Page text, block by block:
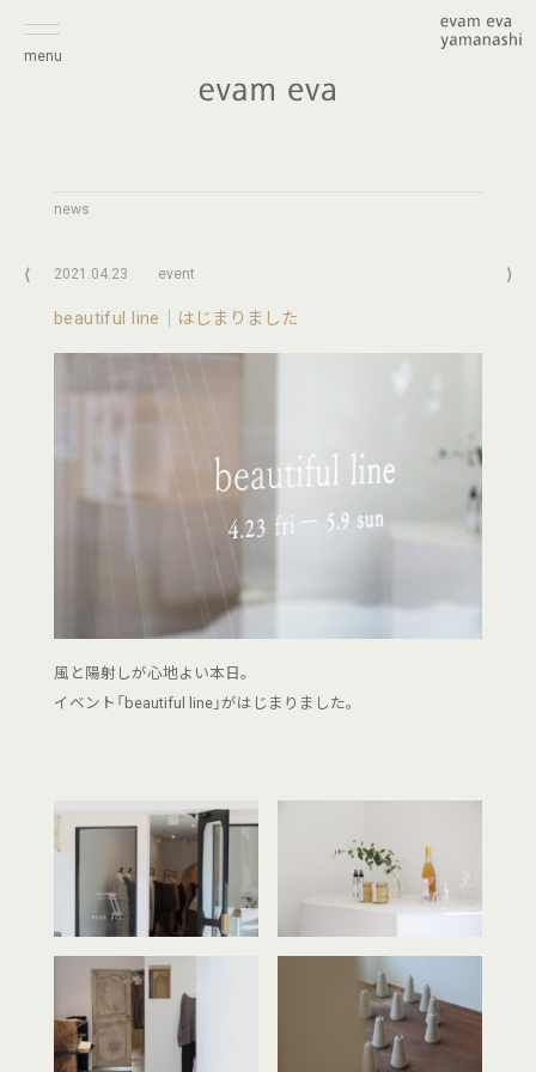
menu
news
⟨ 2021.04.23 event
beautiful line｜はじまりました
風と陽射しが心地よい本日。
イベント「beautiful line」がはじまりました。
⟩